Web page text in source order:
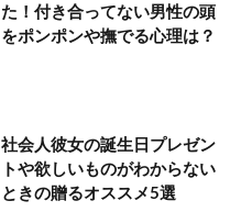
た！付き合ってない男性の頭
をポンポンや撫でる心理は？
社会人彼女の誕生日プレゼン
トや欲しいものがわからない
ときの贈るオススメ5選